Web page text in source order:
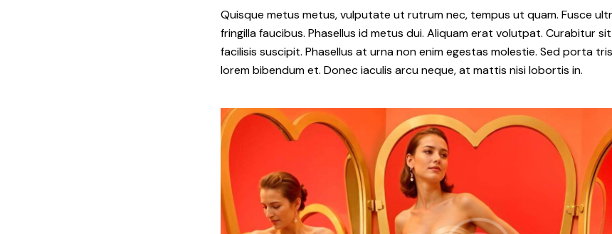
Quisque metus metus, vulputate ut rutrum nec, tempus ut quam. Fusce
fringilla faucibus. Phasellus id metus dui. Aliquam erat volutpat. Curabitur
facilisis suscipit. Phasellus at urna non enim egestas molestie. Sed porta
lorem bibendum et. Donec iaculis arcu neque, at mattis nisi lobortis in.